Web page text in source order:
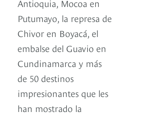
Antioquia, Mocoa en
Putumayo, la represa de
Chivor en Boyacá, el
embalse del Guavio en
Cundinamarca y más
de 50 destinos
impresionantes que les
han mostrado la